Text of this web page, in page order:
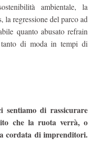
ambientale, la
la regressione del parco ad
quanto abusato refrain
di moda in tempi di
sentiamo di rassicurare
che la ruota verrà, o
cordata di imprenditori.